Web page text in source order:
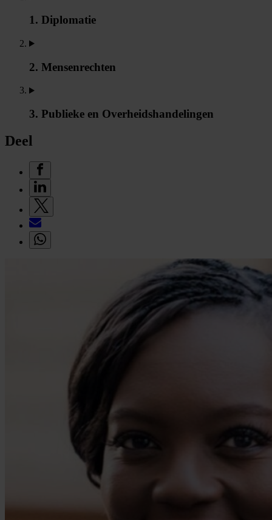
1. Diplomatie
2. Mensenrechten
3. Publieke en Overheidshandelingen
Deel